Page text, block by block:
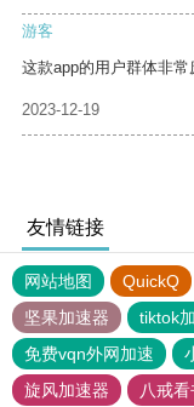
游客
这款app的用户群体非常
2023-12-19
友情链接
网站地图 QuickQ
坚果加速器
tiktok
免费vqn外网加速
旋风加速器
八戒看